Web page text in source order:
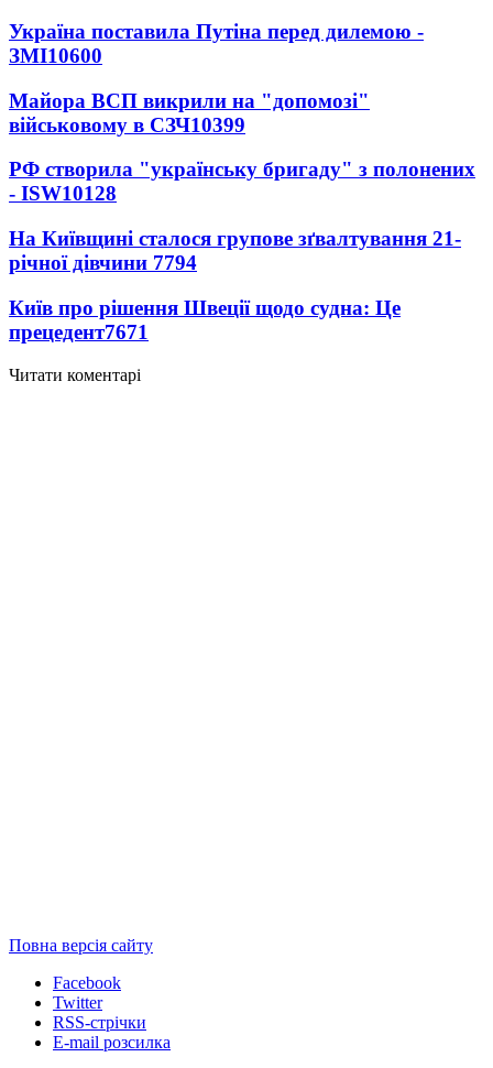
Україна поставила Путіна перед дилемою -
ЗМІ10600
Майора ВСП викрили на "допомозі"
військовому в СЗЧ10399
РФ створила "українську бригаду" з полонених
- ISW10128
На Київщині сталося групове зґвалтування 21-
річної дівчини 7794
Київ про рішення Швеції щодо судна: Це
прецедент7671
Читати коментарі
Повна версія сайту
Facebook
Twitter
RSS-стрічки
E-mail розсилка